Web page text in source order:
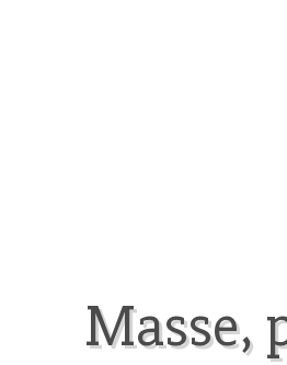
Masse,